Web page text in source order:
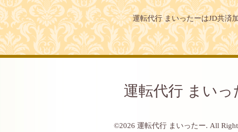
運転代行 まいったーはJD共済
運転代行 まいっ
©2026 運転代行 まいったー. All